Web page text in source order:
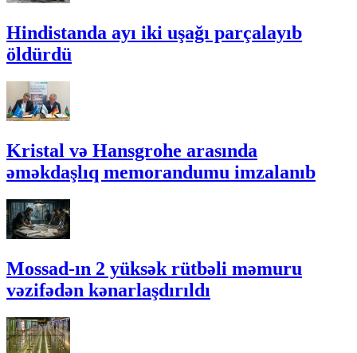
Hindistanda ayı iki uşağı parçalayıb
öldürdü
Kristal və Hansgrohe arasında
əməkdaşlıq memorandumu imzalanıb
Mossad-ın 2 yüksək rütbəli məmuru
vəzifədən kənarlaşdırıldı